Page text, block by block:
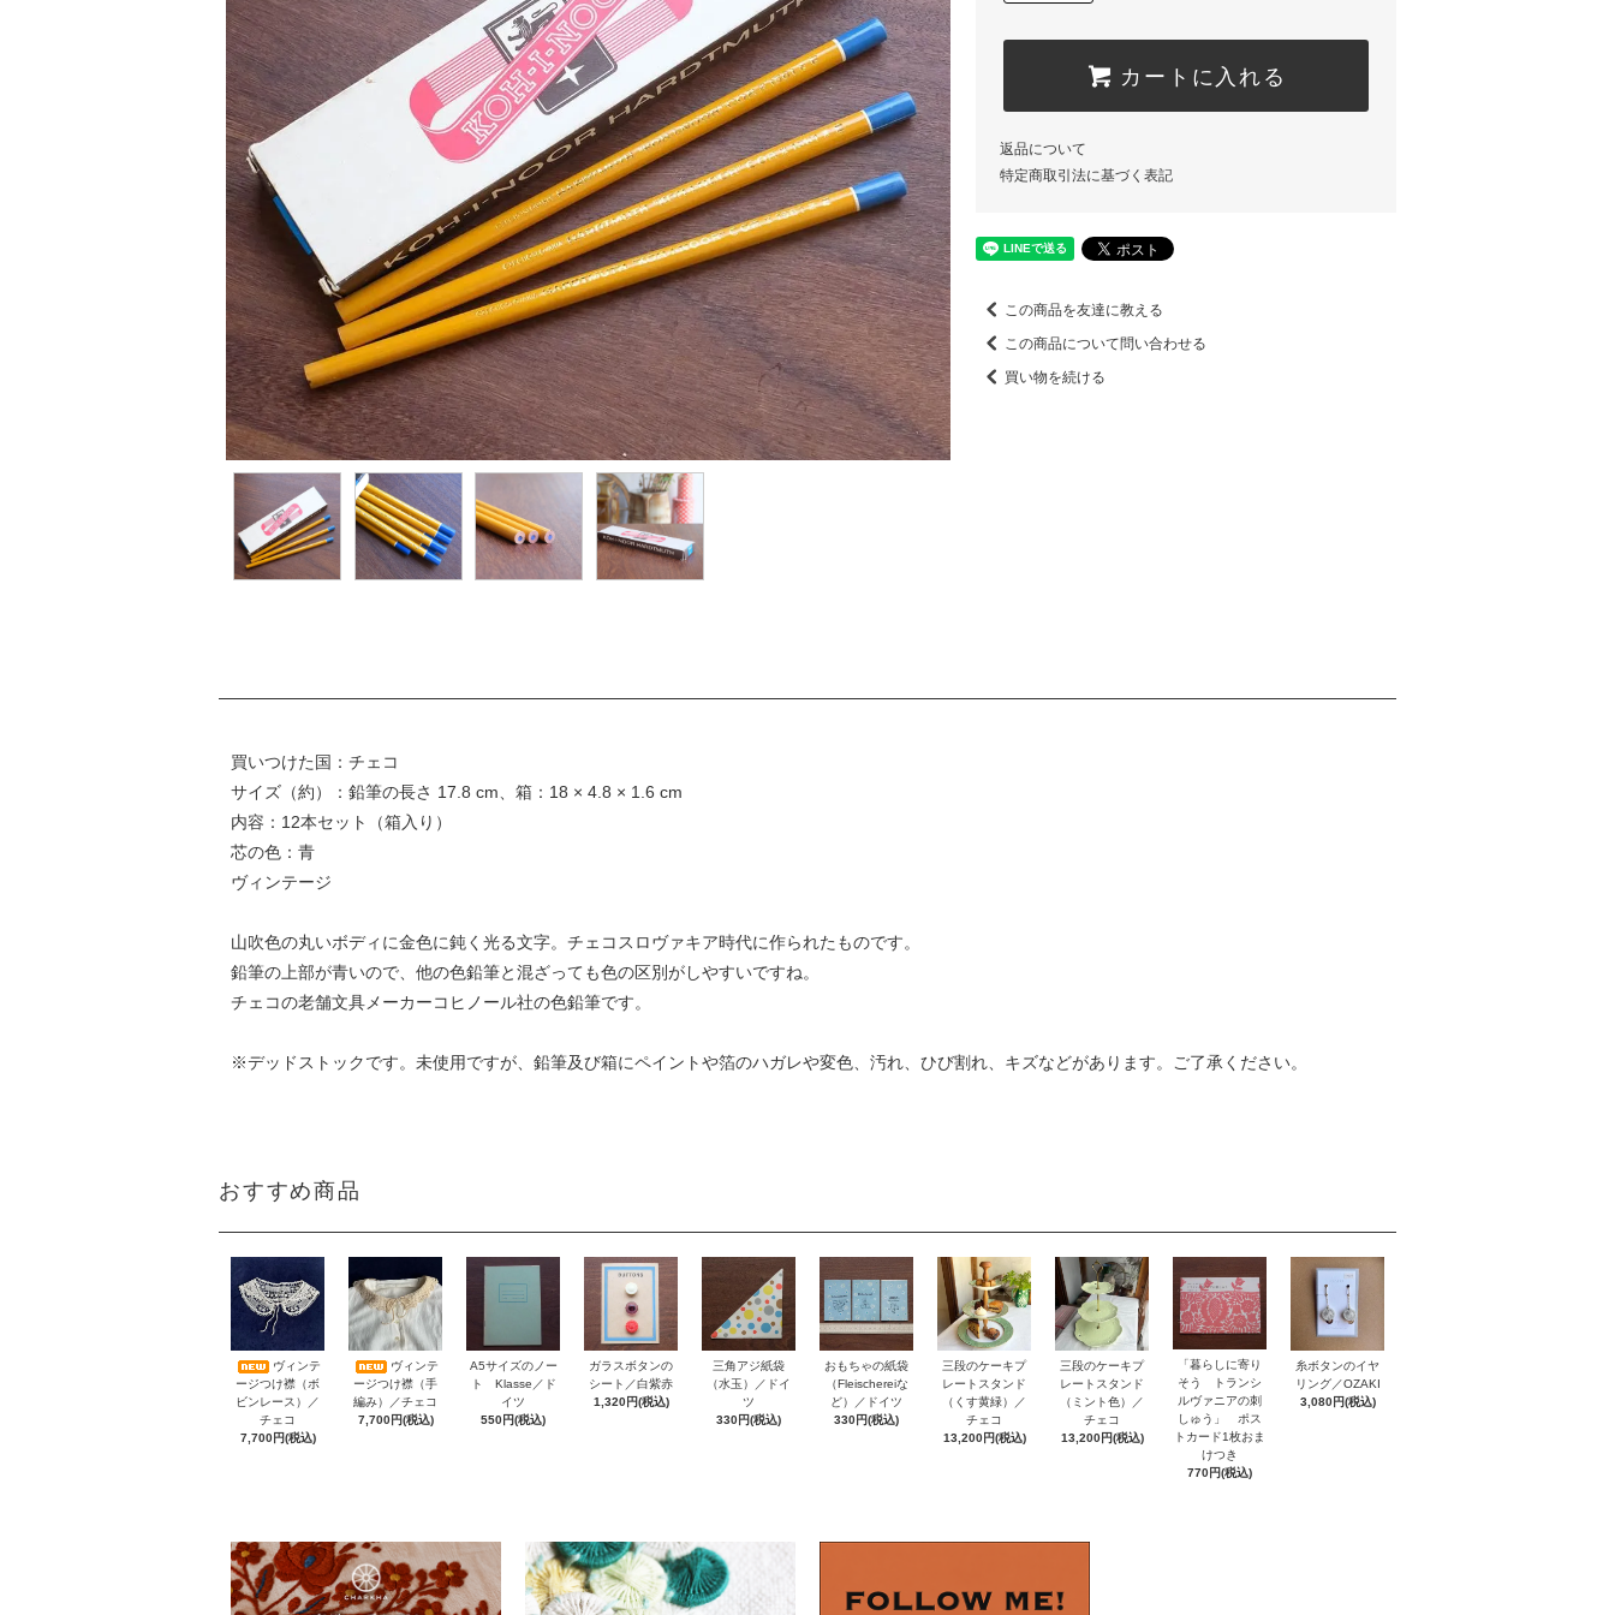
カートに入れる
返品について
特定商取引法に基づく表記
この商品を友達に教える
この商品について問い合わせる
買い物を続ける
買いつけた国：チェコ
サイズ（約）：鉛筆の長さ 17.8 cm、箱：18 × 4.8 × 1.6 cm
内容：12本セット（箱入り）
芯の色：青
ヴィンテージ
山吹色の丸いボディに金色に鈍く光る文字。チェコスロヴァキア時代に作られたものです。
鉛筆の上部が青いので、他の色鉛筆と混ざっても色の区別がしやすいですね。
チェコの老舗文具メーカーコヒノール社の色鉛筆です。
※デッドストックです。未使用ですが、鉛筆及び箱にペイントや箔のハガレや変色、汚れ、ひび割れ、キズなどがあります。ご了承ください。
おすすめ商品
ヴィンテ
ージつけ襟（ボ
ビンレース）／
チェコ
7,700円(税込)
ヴィンテ
ージつけ襟（手
編み）／チェコ
7,700円(税込)
A5サイズのノー
ト Klasse／ド
イツ
550円(税込)
ガラスボタンの
シート／白紫赤
1,320円(税込)
三角アジ紙袋
（水玉）／ドイ
ツ
330円(税込)
おもちゃの紙袋
（Fleischereiな
ど）／ドイツ
330円(税込)
三段のケーキプ
レートスタンド
（くす黄緑）／
チェコ
13,200円(税込)
三段のケーキプ
レートスタンド
（ミント色）／
チェコ
13,200円(税込)
「暮らしに寄り
そう トランシ
ルヴァニアの刺
しゅう」 ポス
トカード1枚おま
けつき
770円(税込)
糸ボタンのイヤ
リング／OZAKI
3,080円(税込)